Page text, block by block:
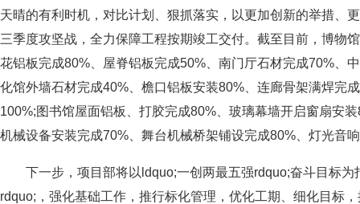
天晴的有利时机，对比计划、狠抓落实，以更加创新的举措、
三季度攻坚战，全力保障工程按期竣工交付。截至目前，博物
花铝板完成80%、屋脊铝板完成50%、南门厅石材完成70%、
化馆外墙石材完成40%、檐口铝板安装80%、连廊骨架满焊完
100%;图书馆屋面铝板、打胶完成80%、玻璃幕墙开启窗扇安
机械设备安装完成70%、舞台机械桥架铺设完成80%、灯光音
下一步，项目部将以ldquo;一创两最五强rdquo;奋斗目标
rdquo;，强化基础工作，推行标化管理，优化工期、细化目标